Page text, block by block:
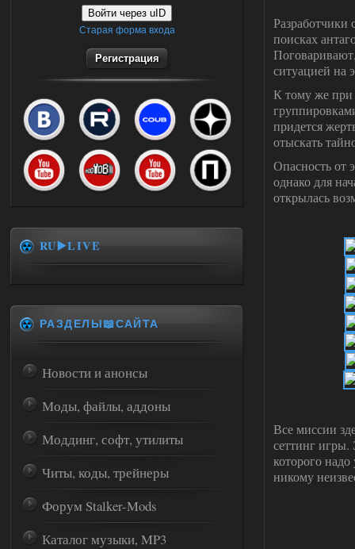
поисках
ситуацией на
К тому же при
придется
отыскать
Опасность от
однако для
открылась
Все миссии
сеттинг игры.
которого
никому
Войти через uID
Старая форма входа
Регистрация
RU▶️LIVE
РАЗДЕЛЫ📖САЙТА
Новости и анонсы
Моды, файлы, аддоны
Моддинг, софт, утилиты
Читы, коды, трейнеры
Форум Stalker-Mods
Каталог музыки, MP3